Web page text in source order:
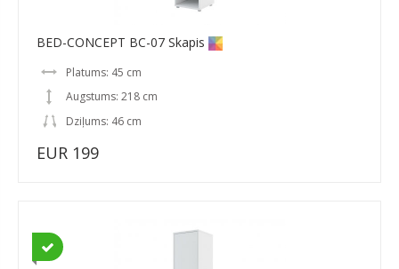
BED-CONCEPT BC-07 Skapis
Platums: 45 cm
Augstums: 218 cm
Dziļums: 46 cm
EUR 199